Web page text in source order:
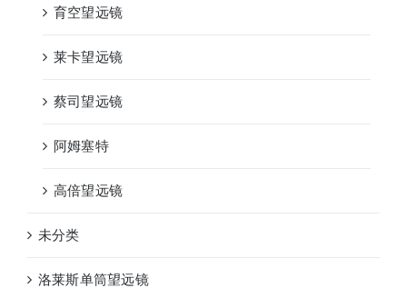
育空望远镜
莱卡望远镜
蔡司望远镜
阿姆塞特
高倍望远镜
未分类
洛莱斯单筒望远镜